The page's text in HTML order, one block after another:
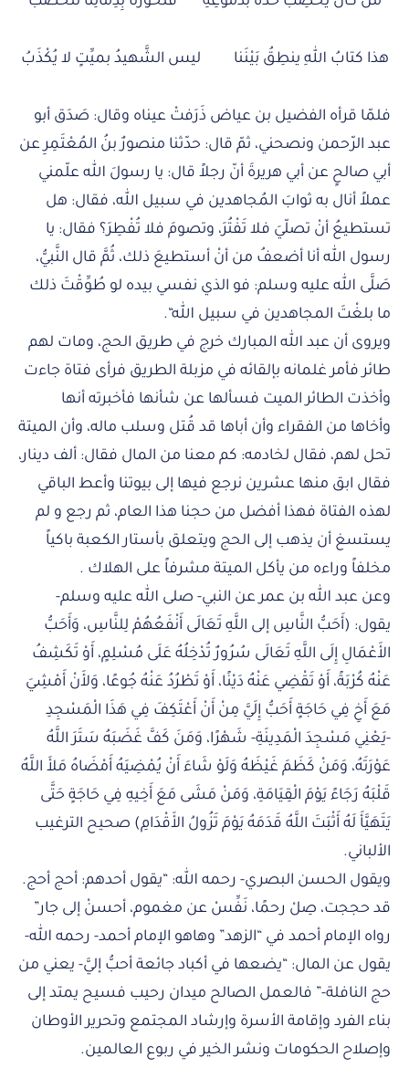
هذا كتابُ اللهِ ينطِقُ بَيْنَنا ليس الشَّهيدُ بميِّتٍ لا يُكْذَبُ
فلمّا قرأه الفضيل بن عياض ذَرَفتْ عيناه وقال: صَدَق أبو
عبد الرّحمن ونصحني، ثمّ قال: حدّثنا منصورٌ بنُ المُعْتَمِرِ عن
أبي صالحٍ عن أبي هريرةَ أنّ رجلاً قال: يا رسولَ الله علّمني
عملاً أنال به ثوابَ المُجاهدين في سبيل الله، فقال: هل
تستطيعُ أنْ تصلّيَ فلا تَفْتُرَ، وتصومَ فلا تُفْطِرَ؟ فقال: يا
رسول الله أنا أضعفُ من أنْ أستطيعَ ذلك، ثُمَّ قال النَّبيُّ،
صَلَّى الله عليه وسلم: فو الذي نفسي بيده لو طُوِّقْتَ ذلك
ما بلغْتَ المجاهدين في سبيل الله“.
ويروى أن عبد الله المبارك خرج في طريق الحج، ومات لهم
طائر فأمر غلمانه بإلقائه في مزبلة الطريق فرأى فتاة جاءت
وأخذت الطائر الميت فسألها عن شأنها فأخبرته أنها
وأخاها من الفقراء وأن أباها قد قُتل وسلب ماله، وأن الميتة
تحل لهم، فقال لخادمه: كم معنا من المال فقال: ألف دينار،
فقال ابق منها عشرين نرجع فيها إلى بيوتنا وأعط الباقي
لهذه الفتاة فهذا أفضل من حجنا هذا العام، ثم رجع و لم
يستسغ أن يذهب إلى الحج ويتعلق بأستار الكعبة باكياً
مخلفاً وراءه من يأكل الميتة مشرفاً على الهلاك .
وعن عبد الله بن عمر عن النبي- صلى الله عليه وسلم-
يقول: (أَحَبُّ النَّاسِ إلى اللَّهِ تَعَالَى أَنْفَعُهُمْ لِلنَّاسِ، وَأَحَبُّ
الأَعْمَالِ إِلَى اللَّهِ تَعَالَى سُرُورٌ تُدْخِلُهُ عَلَى مُسْلِمٍ، أَوْ تَكَشِفُ
عَنْهُ كُرْبَةً، أَوْ تَقْضِي عَنْهُ دَيْنًا، أَوْ تَطْرُدُ عَنْهُ جُوعًا، وَلأَنْ أَمْشِيَ
مَعَ أَخِ فِي حَاجَةٍ أَحَبُّ إِلَيَّ مِنْ أَنْ أَعْتَكِفَ فِي هَذَا الْمَسْجِدِ
-يَعْنِي مَسْجِدَ الْمَدِينَةِ- شَهْرًا، وَمَنَ كَفَّ غَضَبَهُ سَتَرَ اللَّهُ
عَوْرَتَهُ، وَمَنْ كَظَمَ غَيْظَهُ وَلَوْ شَاءَ أَنْ يُمْضِيَهُ أَمْضَاهُ مَلأَ اللَّهُ
قَلْبَهُ رَجَاءً يَوْمَ الْقِيَامَةِ، وَمَنْ مَشَى مَعَ أَخِيهِ فِي حَاجَةٍ حَتَّى
يَتَهَيَّأَ لَهُ أَثْبَتَ اللَّهُ قَدَمَهُ يَوْمَ تَزُولُ الأَقْدَامِ) صحيح الترغيب
الألباني.
ويقول الحسن البصري- رحمه الله: “يقول أحدهم: أحج أحج.
قد حججت، صِلْ رحمًا، نَفِّسْ عن مغموم، أحسنْ إلى جار”
رواه الإمام أحمد في “الزهد” وهاهو الإمام أحمد- رحمه الله-
يقول عن المال: “يضعها في أكباد جائعة أحبُّ إليَّ- يعني من
حج النافلة-” فالعمل الصالح ميدان رحيب فسيح يمتد إلى
بناء الفرد وإقامة الأسرة وإرشاد المجتمع وتحرير الأوطان
وإصلاح الحكومات ونشر الخير في ربوع العالمين.